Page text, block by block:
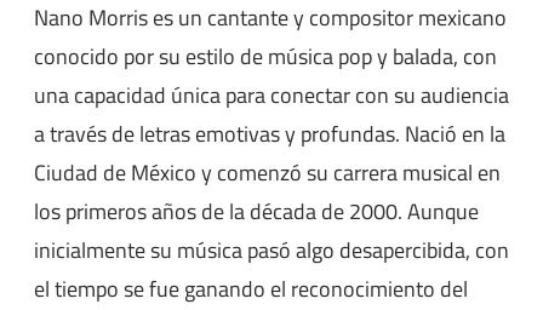
Nano Morris es un cantante y compositor mexicano
conocido por su estilo de música pop y balada, con
una capacidad única para conectar con su audiencia
a través de letras emotivas y profundas. Nació en la
Ciudad de México y comenzó su carrera musical en
los primeros años de la década de 2000. Aunque
inicialmente su música pasó algo desapercibida, con
el tiempo se fue ganando el reconocimiento del